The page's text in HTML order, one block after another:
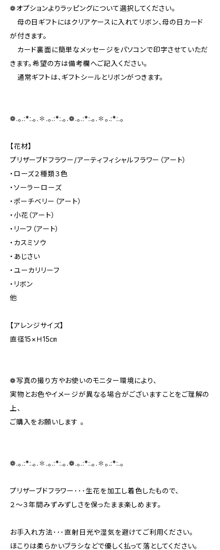
❁オプションよりラッピングについて選択してください。
母の日ギフトにはクリアケースに入れてリボン、母の日カード
が付きます。
カード裏面に簡単なメッセージをパソコンで印字させていただ
きます。希望の方は備考欄へご記入ください。
通常ギフトは、ギフトシールとリボンがつきます。
❁.｡.:*:.｡.✽.｡.:*:.｡.❁.｡.:*:.｡.✽｡.:*:.｡
【花材】
プリザーブドフラワー/アーティフィシャルフラワー（アート）
・ローズ２種類３色
・ソーラーローズ
・ポーチベリー（アート）
・小花（アート）
・リーフ（アート）
・カスミソウ
・あじさい
・ユーカリリーフ
・リボン
他
【アレンジサイズ】
直径15×Ｈ15㎝
❁写真の撮り方やお使いのモニター環境により、
実物とお色やイメージが異なる場合がございますことをご理解の
上、
ご購入をお願いします 。
❁.｡.:*:.｡.✽.｡.:*:.｡.❁.｡.:*:.｡.✽｡.:*:.｡
プリザーブドフラワー･･･生花を加工し着色したもので、
２～３年間みずみずしさを保ったまま楽しめます。
お手入れ方法･･･直射日光や湿気を避けてご利用ください。
ほこりは柔らかいブラシなどで優しく払って落としてください。